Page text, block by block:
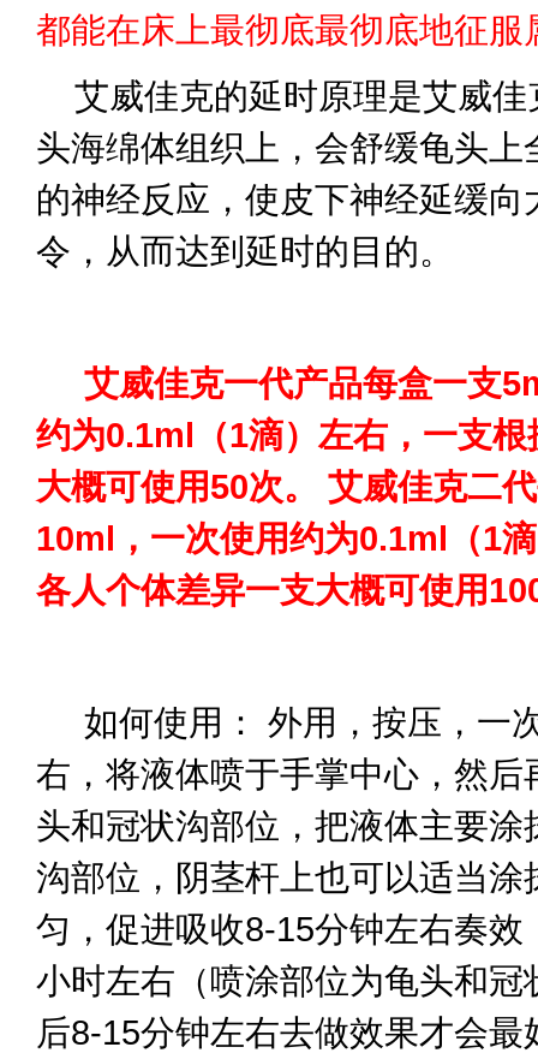
都能在床上最彻底最彻底地征服
艾威佳克的延时原理是艾威佳
头海绵体组织上，会舒缓龟头上
的神经反应，使皮下神经延缓向
令，从而达到延时的目的。
艾威佳克一代产品每盒一支
约为0.1ml（1滴）左右，一支
大概可使用50次。 艾威佳克二
10ml，一次使用约为0.1ml（1
各人个体差异一支大概可使用
如何使用： 外用，按压，一
右，将液体喷于手掌中心，然后
头和冠状沟部位，把液体主要涂
沟部位，阴茎杆上也可以适当涂
匀，促进吸收8-15分钟左右奏效
小时左右（喷涂部位为龟头和冠
后8-15分钟左右去做效果才会最